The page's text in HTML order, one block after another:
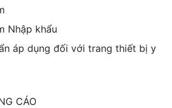
Nhập khẩu
áp dụng đối với trang thiết bị y
CÁO